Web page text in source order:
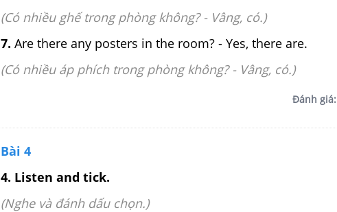
(Có nhiều ghế trong phòng không? - Vâng, có.)
7. Are there any posters in the room? - Yes, there are.
(Có nhiều áp phích trong phòng không? - Vâng, có.)
Đánh giá:
Bài 4
4. Listen and tick.
(Nghe và đánh dấu chọn.)